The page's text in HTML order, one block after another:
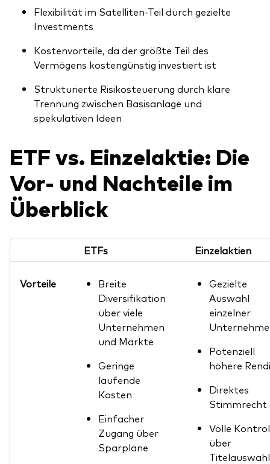
Flexibilität im Satelliten-Teil durch gezielte
Investments
Kostenvorteile, da der größte Teil des
Vermögens kostengünstig investiert ist
Strukturierte Risikosteuerung durch klare
Trennung zwischen Basisanlage und
spekulativen Ideen
ETF vs. Einzelaktie: Die
Vor- und Nachteile im
Überblick
ETFs Einzelaktien
Vorteile
Breite
Diversifikation
über viele
Unternehmen
und Märkte
Geringe
laufende
Kosten
Einfacher
Zugang über
Sparpläne
Gezielte
Auswahl
einzelner
Potenziell
höhere
Direktes
Stimmrecht
Volle
über
Titelauswahl